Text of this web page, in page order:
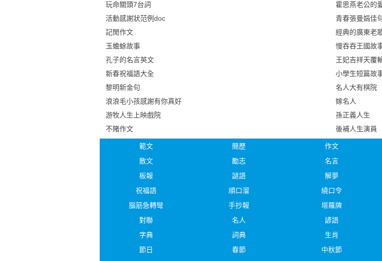
玩命關頭7台詞
活動感謝狀范例doc
記閒作文
玉蟾蜍故事
孔子的名言英文
新春祝福語大全
黎明新金句
浪浪毛小孩感謝有你真好
游牧人生上映戲院
不賭作文
霍思燕老公的
青春張曼娟佳
經典的廣東老
慢吞吞王國故
王妃吉祥天覆
小學生短篇故
名人大有棋院
嫁名人
孫正義人生
後補人生演員
範文 簡歷 作文
散文
勵志 名言
板報
謎語 解夢
祝福語
順口溜 繞口令
腦筋急轉彎
手抄報 塔羅牌
對聯
名人 諺語
字典
詞典 生肖
節日
春節 中秋節